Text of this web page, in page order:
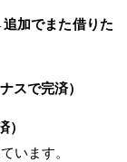
加でまた借りた
スで完済）
います。